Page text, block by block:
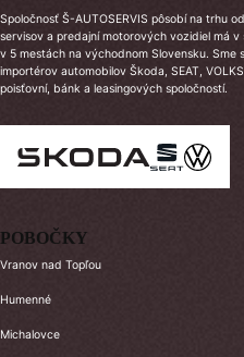
Spoločnosť Š-AUTOSERVIS pôsobí na trhu
servisov a predajní motorových vozidiel má
v 5 mestách na východnom Slovensku. Sme
importérov automobilov Škoda, SEAT,
poisťovní, bánk a leasingových spoločností.
POBOČKY
Vranov nad Topľou
Humenné
Michalovce